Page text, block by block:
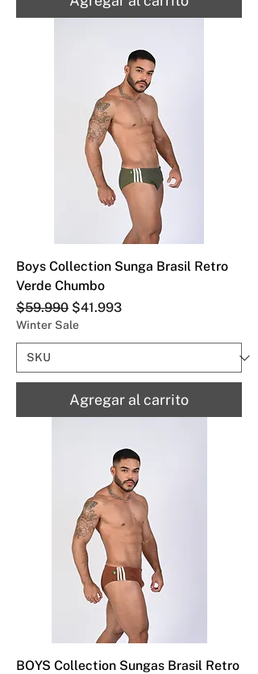
Boys Collection Sunga Brasil Retro
Verde Chumbo
Precio
$59.990 Precio de oferta
$41.993
Winter Sale
Agregar al carrito
BOYS Collection Sungas Brasil Retro